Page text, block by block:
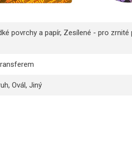
povrchy a papír, Zesílené - pro zrnité
Ovál, Jiný